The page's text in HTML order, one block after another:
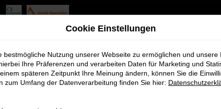
Cookie Einstellungen
bestmögliche Nutzung unserer Webseite zu ermöglichen und unsere
Ihre Präferenzen und verarbeiten Daten für Marketing und
späteren Zeitpunkt Ihre Meinung ändern, können Sie die
zum Umfang der Datenverarbeitung finden Sie hier: